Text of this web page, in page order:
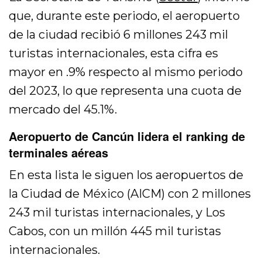
que, durante este periodo, el aeropuerto
de la ciudad recibió 6 millones 243 mil
turistas internacionales, esta cifra es
mayor en .9% respecto al mismo periodo
del 2023, lo que representa una cuota de
mercado del 45.1%.
Aeropuerto de Cancún lidera el ranking de
terminales aéreas
En esta lista le siguen los aeropuertos de
la Ciudad de México (AICM) con 2 millones
243 mil turistas internacionales, y Los
Cabos, con un millón 445 mil turistas
internacionales.